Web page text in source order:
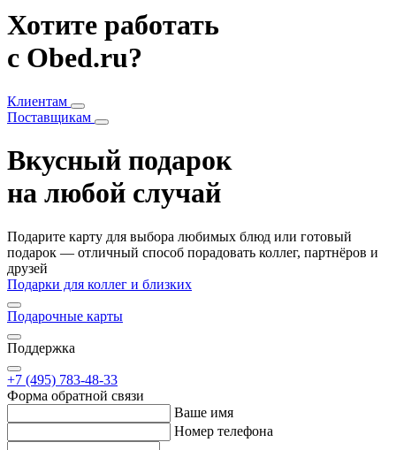
Хотите работать
с Obed.ru?
Клиентам
Поставщикам
Вкусный подарок
на любой случай
Подарите карту для выбора любимых блюд или готовый
подарок — отличный способ порадовать коллег, партнёров и
друзей
Подарки для коллег и близких
Подарочные карты
Поддержка
+7 (495) 783-48-33
Форма обратной связи
Ваше имя
Номер телефона